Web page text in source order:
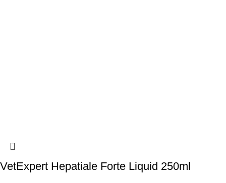
VetExpert Hepatiale Forte Liquid 250ml